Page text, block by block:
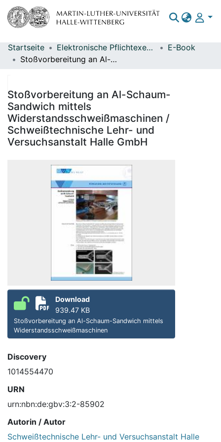
Bereiche & Sammlungen
Statistiken
Startseite Elektronische Pflichtexemplare
E-Book
Stoßvorbereitung an Al-Schaum-Sandwich mittels Widerstandsschweißmaschinen / Schweißtechnische Lehr- und Versuchsanstalt Halle GmbH
Stoßvorbereitung an Al-Schaum-
Sandwich mittels
Widerstandsschweißmaschinen /
Schweißtechnische Lehr- und
Versuchsanstalt Halle GmbH
Download
939.47 KB
Stoßvorbereitung an Al-Schaum-Sandwich mittels
Widerstandsschweißmaschinen
Discovery
1014554470
URN
urn:nbn:de:gbv:3:2-85902
Autorin / Autor
Schweißtechnische Lehr- und Versuchsanstalt Halle